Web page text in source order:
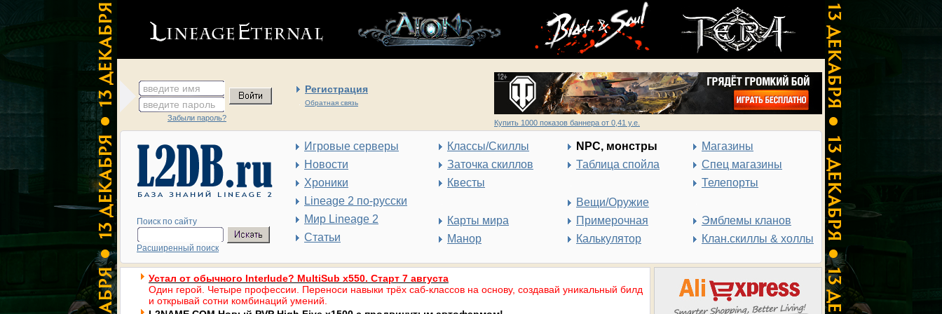
введите имя Регистрация
Обратная связь
введите пароль
Забыли пароль?
Купить 1000 показов баннера от 0,41 у.е.
Поиск по сайту
Расширенный поиск
Игровые серверы
Новости
Хроники
Lineage 2 по-русски
Мир Lineage 2
Статьи
Классы/Скиллы
Заточка скиллов
Квесты
Карты мира
Манор
NPC, монстры
Таблица спойла
Вещи/Оружие
Примерочная
Калькулятор
Магазины
Спец магазины
Телепорты
Эмблемы кланов
Клан.скиллы & холлы
Устал от обычного Interlude? MultiSub x550. Старт 7 августа
Один герой. Четыре профессии. Переноси навыки трёх саб-классов на основу, создавай уникальный билд
и открывай сотни комбинаций умений.